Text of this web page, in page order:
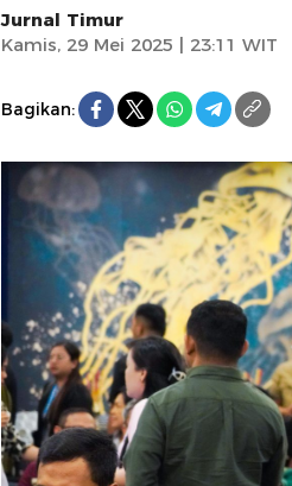
Jurnal Timur
Kamis, 29 Mei 2025 | 23:11 WIT
Bagikan: